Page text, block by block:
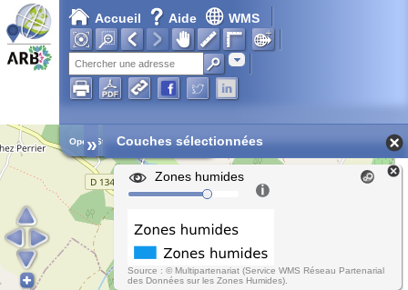
Accueil Aide WMS
Adresse
Chargement en cours...
Open Street Map
» Couches sélectionnées
Zones humides
Source : © Multipartenariat (Service WMS Réseau Partenarial
des Données sur les Zones Humides).